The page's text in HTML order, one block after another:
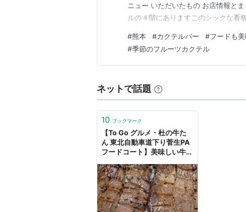
ニュー いただいたもの お店情報と
ルの４階にありますこのシックな看
カウンター席からは熊本城が見えま
ニュー…
#熊本 #カクテルバー #フードも
#季節のフルーツカクテル
ネットで話題
10 ブックマーク
【To Go グルメ・杜の牛た
ん 東北自動車道下り菅生PA
フードコート】美味しい牛た
い 。宮城県村田町 初購入 -
Eikokudo Rockets